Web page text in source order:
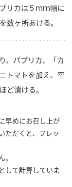
リカは５ｍｍ幅に
数ヶ所あける。
、パプリカ、「カ
トマトを加え、空
ど漬ける。
早めにお召し上が
ただくと、フレッ
して計算していま